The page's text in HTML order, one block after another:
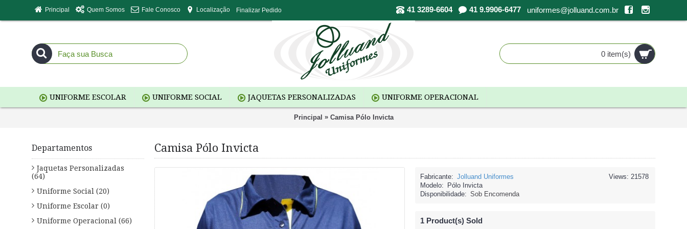
Principal Quem Somos Fale Conosco Localização Finalizar Pedido 41 3289-6604 41 9.9906-6477 uniformes@jolluand.com.br
0 item(s)
UNIFORME ESCOLAR UNIFORME SOCIAL JAQUETAS PERSONALIZADAS UNIFORME OPERACIONAL
Principal » Camisa Pólo Invicta
Departamentos
Jaquetas Personalizadas
(64)
Uniforme Social (20)
Uniforme Escolar (0)
Uniforme Operacional (66)
Camisa Pólo Invicta
Views: 21578
Fabricante: Jolluand Uniformes
Modelo:
Pólo Invicta
Disponibilidade: Sob Encomenda
1 Product(s) Sold